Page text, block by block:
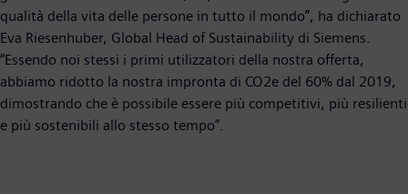
qualità della vita delle persone in tutto il mondo”, ha dichiarato
Eva Riesenhuber, Global Head of Sustainability di Siemens.
“Essendo noi stessi i primi utilizzatori della nostra offerta,
abbiamo ridotto la nostra impronta di CO2e del 60% dal 2019,
dimostrando che è possibile essere più competitivi, più resilienti
e più sostenibili allo stesso tempo”.